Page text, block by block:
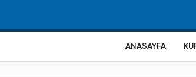
ANASAYFA